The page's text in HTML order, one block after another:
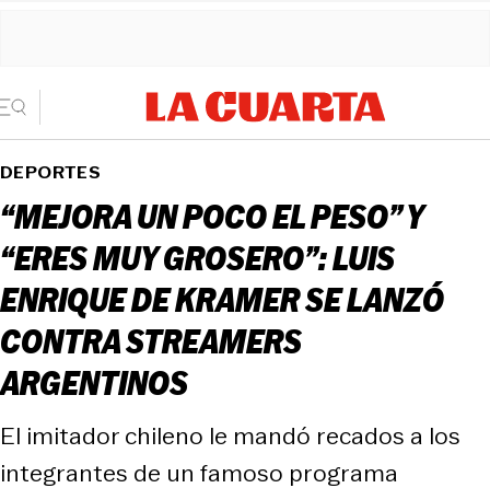
DEPORTES
“MEJORA UN POCO EL PESO” Y
“ERES MUY GROSERO”: LUIS
ENRIQUE DE KRAMER SE LANZÓ
CONTRA STREAMERS
ARGENTINOS
El imitador chileno le mandó recados a los
integrantes de un famoso programa